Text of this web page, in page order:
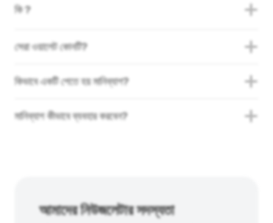
কি ?
সেরা ওয়ালেট কোনটি?
কিভাবে একটি পেতে হয় মানিব্যাগ?
মানিব্যাগ কীভাবে ব্যবহার করবেন?
আমাদের নিউজলেটার সদস্যতা